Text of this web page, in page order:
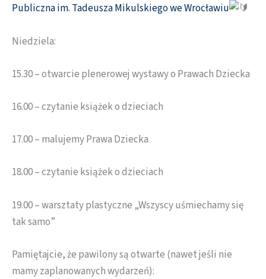
Publiczna im. Tadeusza Mikulskiego we Wrocławiu
Niedziela:
15.30 – otwarcie plenerowej wystawy o Prawach Dziecka
16.00 – czytanie książek o dzieciach
17.00 – malujemy Prawa Dziecka
18.00 – czytanie książek o dzieciach
19.00 – warsztaty plastyczne „Wszyscy uśmiechamy się
tak samo”
Pamiętajcie, że pawilony są otwarte (nawet jeśli nie
mamy zaplanowanych wydarzeń):